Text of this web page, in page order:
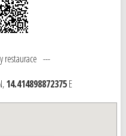
restaurace ---
14.414898872375E